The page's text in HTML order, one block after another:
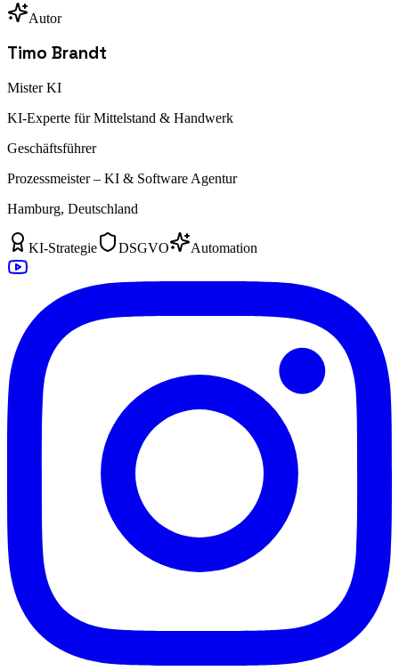
Autor
Timo Brandt
Mister KI
KI-Experte für Mittelstand & Handwerk
Geschäftsführer
Prozessmeister – KI & Software Agentur
Hamburg, Deutschland
KI-Strategie DSGVO Automation